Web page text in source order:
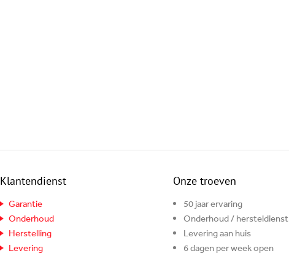
Klantendienst
Garantie
Onderhoud
Herstelling
Levering
Onze troeven
50 jaar ervaring
Onderhoud / hersteldienst
Levering aan huis
6 dagen per week open